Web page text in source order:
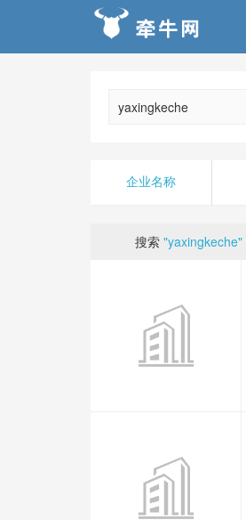
企业名称
搜索 "yaxingkeche"